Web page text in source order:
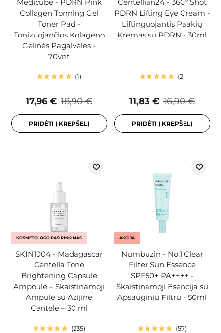
Medicube - PDRN Pink
Collagen Tonning Gel
Toner Pad -
Tonizuojančios Kolageno
Gelinės Pagalvėlės -
70vnt
1
18,90 €
17,96 €
PRIDĖTI Į KREPŠELĮ
Centellian24 - 360º Shot
PDRN Lifting Eye Cream -
Liftinguojantis Paakių
Kremas su PDRN - 30ml
2
16,90 €
11,83 €
PRIDĖTI Į KREPŠELĮ
KOSMETOLOGO PASIRINKIMAS
SKIN1004 - Madagascar
Centella Tone
Brightening Capsule
Ampoule – Skaistinamoji
Ampulė su Azijine
Centele – 30 ml
235
AKCIJA
Numbuzin - No.1 Clear
Filter Sun Essence
SPF50+ PA++++ -
Skaistinamoji Esencija su
Apsauginiu Filtru - 50ml
57